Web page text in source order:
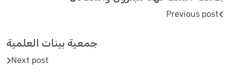
Previous post
جمعية بينات العلمية
Next post